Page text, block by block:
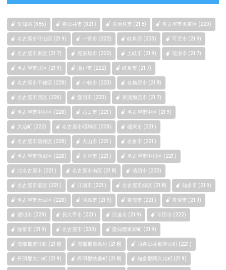
愛知県 (385) 春日井市 (321) 多治見市 (218) 名古屋市名東区 (220)
名古屋市守山区 (219) 一宮市 (222) 岐阜県 (223) 可児市 (219)
名古屋市東区 (217) 尾張旭市 (222) 土岐市 (219) 瑞浪市 (217)
名古屋市北区 (219) 瀬戸市 (222) 岐阜市 (217)
名古屋市千種区 (220) 小牧市 (223) 各務原市 (218)
名古屋市西区 (220) 愛西市 (223) 美濃加茂市 (217)
名古屋市中村区 (220) あま市 (221) 名古屋市中区 (219)
大治町 (222) 名古屋市昭和区 (220) 稲沢市 (221)
名古屋市瑞穂区 (220) 犬山市 (221) 岩倉市 (221)
名古屋市熱田区 (220) 大府市 (221) 名古屋市中川区 (221)
北名古屋市 (221) 名古屋市南区 (218) 清須市 (223)
名古屋市港区 (221) 江南市 (221) 名古屋市緑区 (218) 知多市 (219)
名古屋市天白区 (220) 津島市 (219) 東海市 (221) 常滑市 (219)
豊明市 (220) 長久手市 (221) 日進市 (219) 半田市 (222)
弥富市 (219) 名古屋市 (233) 愛知郡東郷町 (219)
海部郡蟹江町 (218) 海部郡飛鳥村 (218) 西春日井郡豊山町 (221)
丹羽郡大口町 (219) 丹羽郡扶桑町 (218) 知多郡阿久比町 (219)